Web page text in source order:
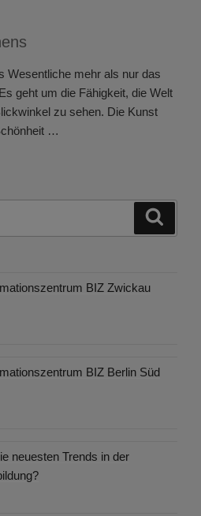
Wesentliche mehr als nur das
geht um die Fähigkeit, die Welt
zu sehen. Die Kunst
…
BIZ Zwickau
BIZ Berlin Süd
neuesten Trends in der